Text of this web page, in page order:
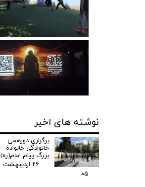
نوشته های اخیر
برگزاری دورهمی
خانوادگی خانواده
بزرگ پیام امام(ره)
۲۶ اردیبهشت
۰۵